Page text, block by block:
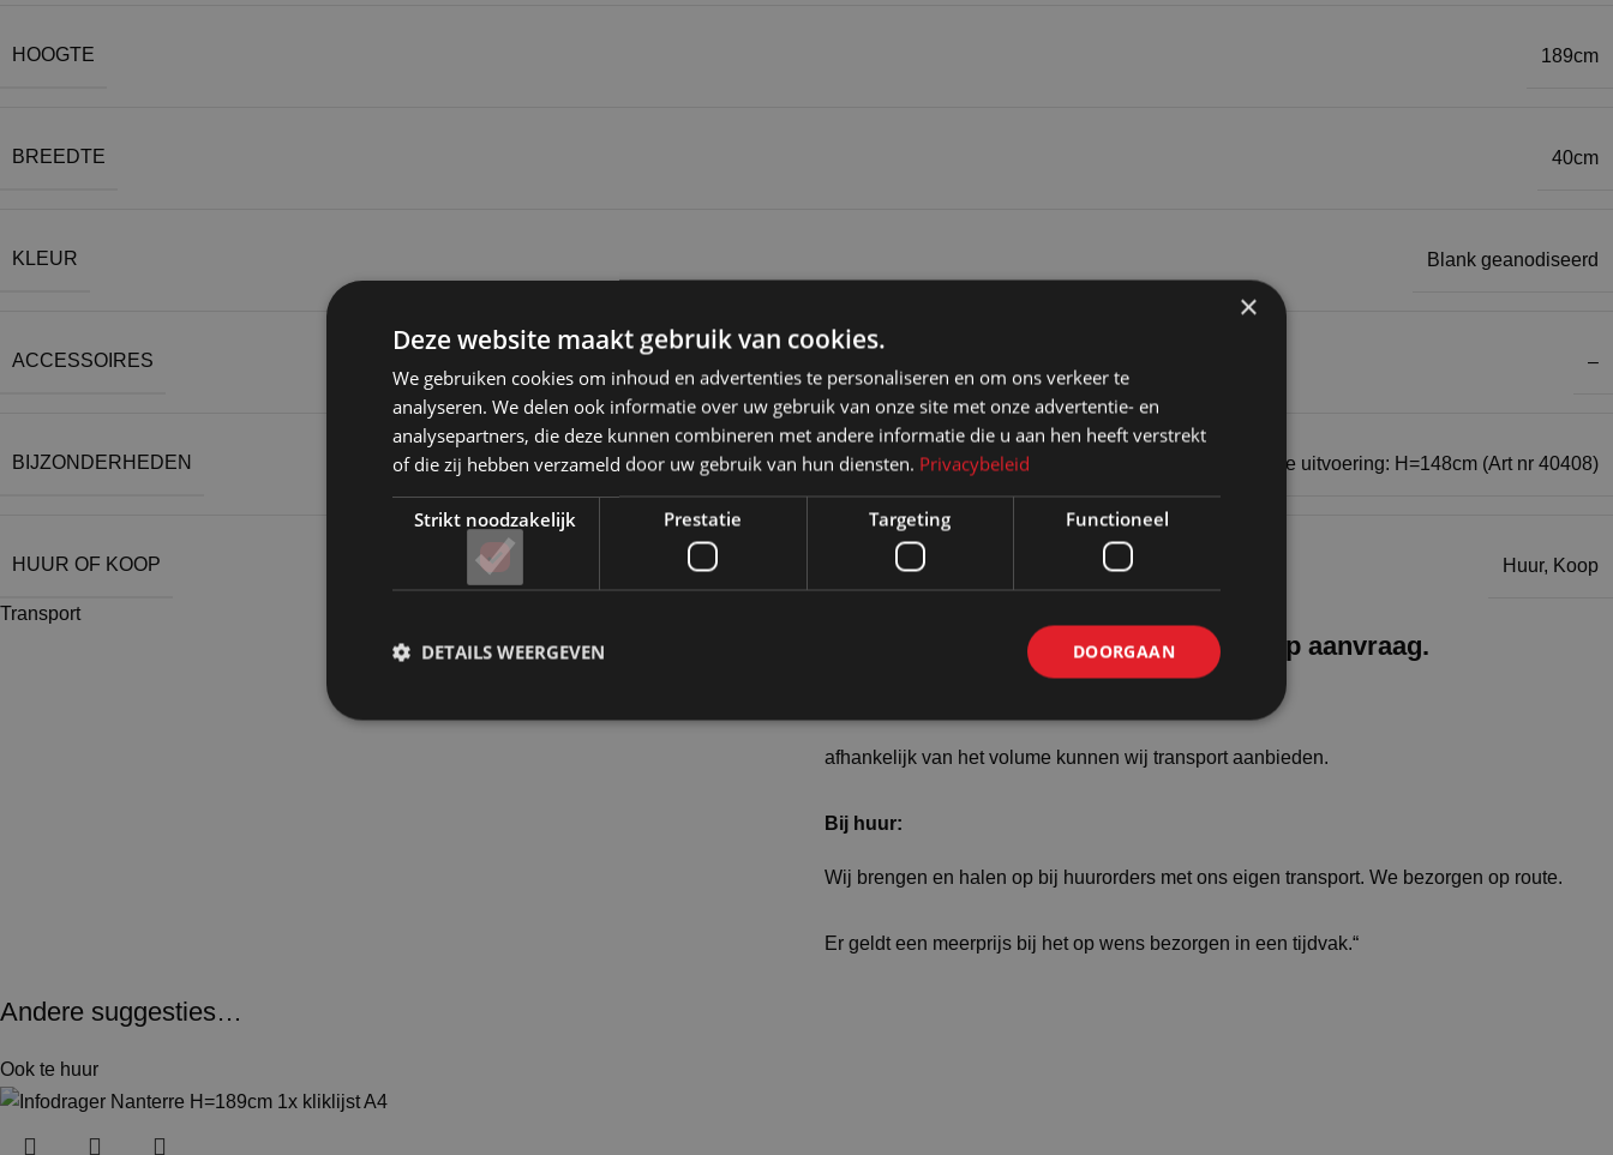
HOOGTE 189cm
BREEDTE 40cm
KLEUR Blank geanodiseerd
ACCESSOIRES –
BIJZONDERHEDEN Ook verkrijgbaar in een lagere uitvoering: H=148cm (Art nr 40408)
HUUR OF KOOP Huur, Koop
Transport
Transportprijzen voor huur en koop op aanvraag.
afhankelijk van het volume kunnen wij transport aanbieden.
Bij huur:
Wij brengen en halen op bij huurorders met ons eigen transport. We bezorgen op route.
Er geldt een meerprijs bij het op wens bezorgen in een tijdvak.“
Andere suggesties…
Ook te huur
×
Deze website maakt gebruik van cookies.
We gebruiken cookies om inhoud en advertenties te personaliseren en om ons verkeer te
analyseren. We delen ook informatie over uw gebruik van onze site met onze advertentie- en
analysepartners, die deze kunnen combineren met andere informatie die u aan hen heeft verstrekt
of die zij hebben verzameld door uw gebruik van hun diensten. Privacybeleid
Strikt noodzakelijk Prestatie Targeting Functioneel
DOORGAAN
DETAILS WEERGEVEN